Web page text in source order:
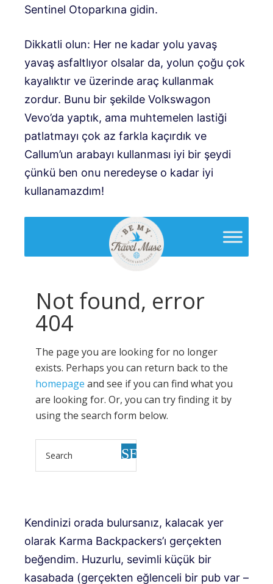
Sentinel Otoparkına gidin.
Dikkatli olun: Her ne kadar yolu yavaş
yavaş asfaltlıyor olsalar da, yolun çoğu çok
kayalıktır ve üzerinde araç kullanmak
zordur. Bunu bir şekilde Volkswagon
Vevo’da yaptık, ama muhtemelen lastiği
patlatmayı çok az farkla kaçırdık ve
Callum’un arabayı kullanması iyi bir şeydi
çünkü ben onu neredeyse o kadar iyi
kullanamazdım!
Kendinizi orada bulursanız, kalacak yer
olarak Karma Backpackers’ı gerçekten
beğendim. Huzurlu, sevimli küçük bir
kasabada (gerçekten eğlenceli bir pub var –